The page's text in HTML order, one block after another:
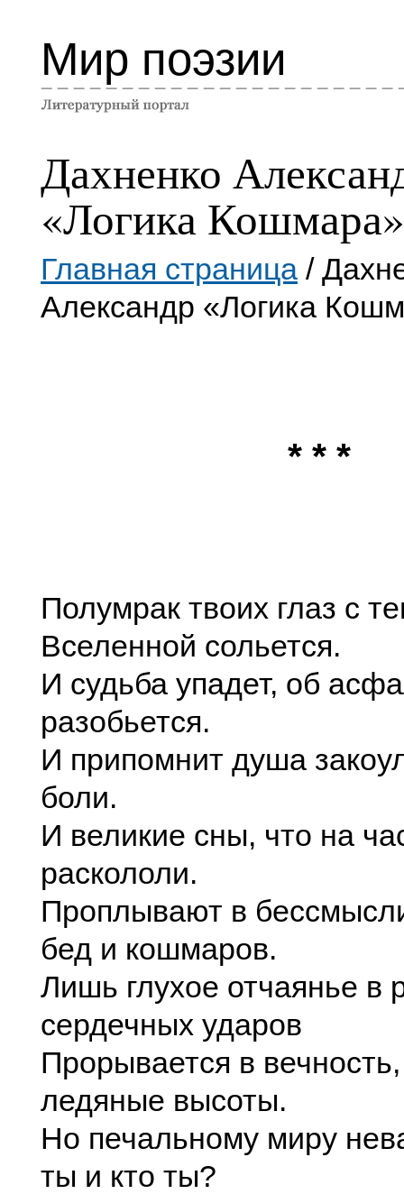
Мир поэзии
Дахненко
«Логика Кошмара»
Главная страница /
Александр «Логика
* * *
Полумрак твоих глаз с
Вселенной сольется.
И судьба упадет, об
разобьется.
И припомнит душа
боли.
И великие сны, что на
раскололи.
Проплывают в
бед и кошмаров.
Лишь глухое отчаянье в
сердечных ударов
Прорывается в
ледяные высоты.
Но печальному миру
ты и кто ты?